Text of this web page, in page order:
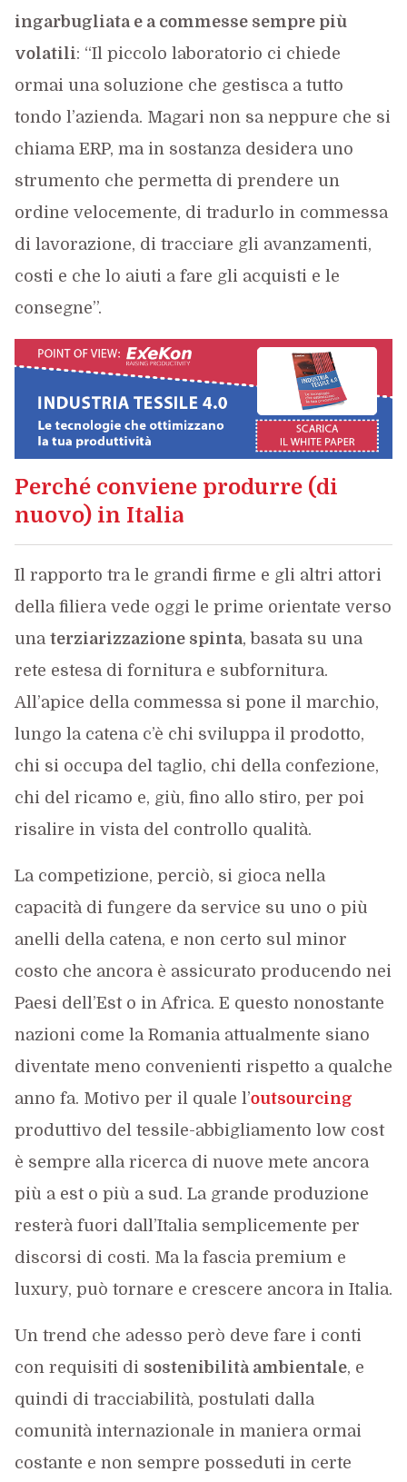
ingarbugliata e a commesse sempre più
volatili: “Il piccolo laboratorio ci chiede
ormai una soluzione che gestisca a tutto
tondo l’azienda. Magari non sa neppure che si
chiama ERP, ma in sostanza desidera uno
strumento che permetta di prendere un
ordine velocemente, di tradurlo in commessa
di lavorazione, di tracciare gli avanzamenti,
costi e che lo aiuti a fare gli acquisti e le
consegne”.
Perché conviene produrre (di
nuovo) in Italia
Il rapporto tra le grandi firme e gli altri attori
della filiera vede oggi le prime orientate verso
una terziarizzazione spinta, basata su una
rete estesa di fornitura e subfornitura.
All’apice della commessa si pone il marchio,
lungo la catena c’è chi sviluppa il prodotto,
chi si occupa del taglio, chi della confezione,
chi del ricamo e, giù, fino allo stiro, per poi
risalire in vista del controllo qualità.
La competizione, perciò, si gioca nella
capacità di fungere da service su uno o più
anelli della catena, e non certo sul minor
costo che ancora è assicurato producendo nei
Paesi dell’Est o in Africa. E questo nonostante
nazioni come la Romania attualmente siano
diventate meno convenienti rispetto a qualche
anno fa. Motivo per il quale l’outsourcing
produttivo del tessile-abbigliamento low cost
è sempre alla ricerca di nuove mete ancora
più a est o più a sud. La grande produzione
resterà fuori dall’Italia semplicemente per
discorsi di costi. Ma la fascia premium e
luxury, può tornare e crescere ancora in Italia.
Un trend che adesso però deve fare i conti
con requisiti di sostenibilità ambientale, e
quindi di tracciabilità, postulati dalla
comunità internazionale in maniera ormai
costante e non sempre posseduti in certe